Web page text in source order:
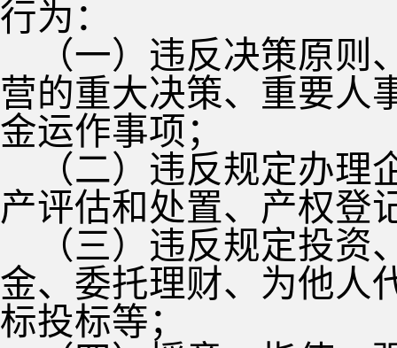
行为：
（一）违反决策原
营的重大决策、重要人
金运作事项；
（二）违反规定办
产评估和处置、产权登
（三）违反规定投
金、委托理财、为他人
标投标等；